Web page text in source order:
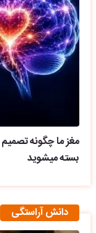
مغز ما چگونه
بسته میشوید
دانش آراستگی